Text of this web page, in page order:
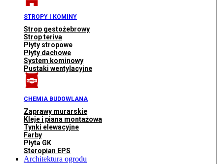
STROPY I KOMINY
Strop gęstożebrowy
Strop teriva
Płyty stropowe
Płyty dachowe
System kominowy
Pustaki wentylacyjne
CHEMIA BUDOWLANA
Zaprawy murarskie
Kleje i piana montażowa
Tynki elewacyjne
Farby
Płyta GK
Steropian EPS
Architektura ogrodu